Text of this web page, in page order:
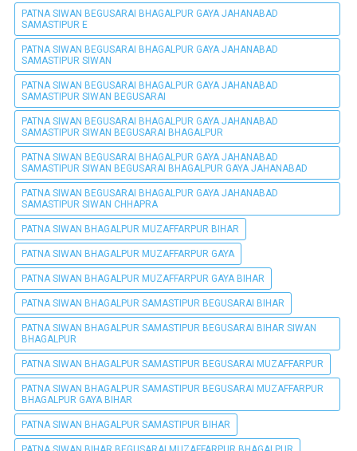
PATNA SIWAN BEGUSARAI BHAGALPUR GAYA JAHANABAD
SAMASTIPUR E
PATNA SIWAN BEGUSARAI BHAGALPUR GAYA JAHANABAD
SAMASTIPUR SIWAN
PATNA SIWAN BEGUSARAI BHAGALPUR GAYA JAHANABAD
SAMASTIPUR SIWAN BEGUSARAI
PATNA SIWAN BEGUSARAI BHAGALPUR GAYA JAHANABAD
SAMASTIPUR SIWAN BEGUSARAI BHAGALPUR
PATNA SIWAN BEGUSARAI BHAGALPUR GAYA JAHANABAD
SAMASTIPUR SIWAN BEGUSARAI BHAGALPUR GAYA JAHANABAD
PATNA SIWAN BEGUSARAI BHAGALPUR GAYA JAHANABAD
SAMASTIPUR SIWAN CHHAPRA
PATNA SIWAN BHAGALPUR MUZAFFARPUR BIHAR
PATNA SIWAN BHAGALPUR MUZAFFARPUR GAYA
PATNA SIWAN BHAGALPUR MUZAFFARPUR GAYA BIHAR
PATNA SIWAN BHAGALPUR SAMASTIPUR BEGUSARAI BIHAR
PATNA SIWAN BHAGALPUR SAMASTIPUR BEGUSARAI BIHAR SIWAN
BHAGALPUR
PATNA SIWAN BHAGALPUR SAMASTIPUR BEGUSARAI MUZAFFARPUR
PATNA SIWAN BHAGALPUR SAMASTIPUR BEGUSARAI MUZAFFARPUR
BHAGALPUR GAYA BIHAR
PATNA SIWAN BHAGALPUR SAMASTIPUR BIHAR